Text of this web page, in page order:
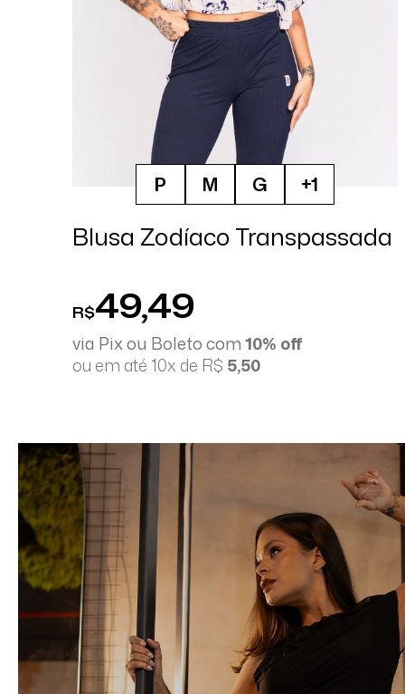
P M G +1
Blusa Zodíaco Transpassada
R$49,49
via Pix ou Boleto com10% off
ou em até 10x de R$ 5,50